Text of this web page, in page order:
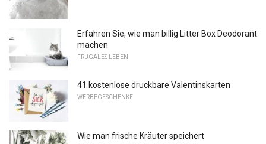
Erfahren Sie, wie man billig Litter Box Deodorant
machen
FRUGALES LEBEN
41 kostenlose druckbare Valentinskarten
WERBEGESCHENKE
Wie man frische Kräuter speichert